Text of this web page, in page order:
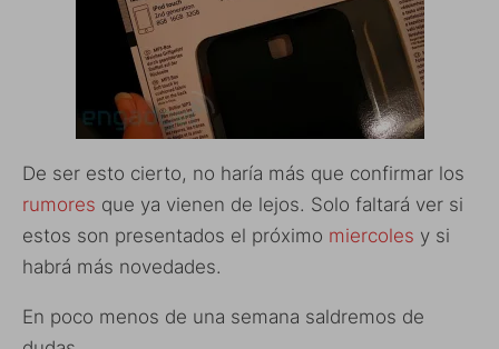
De ser esto cierto, no haría más que confirmar los
rumores que ya vienen de lejos. Solo faltará ver si
estos son presentados el próximo miercoles y si
habrá más novedades.
En poco menos de una semana saldremos de